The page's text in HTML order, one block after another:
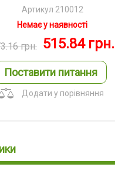
Артикул 210012
Немає у наявності
грн. 515.84 грн.
Поставити питання
Додати у порівняння